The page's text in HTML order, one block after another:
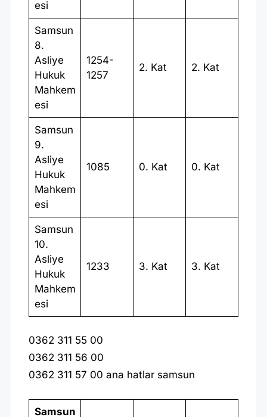
esi
Samsun
8.
Asliye
Hukuk
Mahkem
esi
1254-
1257
2. Kat 2. Kat
Samsun
9.
Asliye
Hukuk
Mahkem
esi
1085 0. Kat 0. Kat
Samsun
10.
Asliye
Hukuk
Mahkem
esi
1233 3. Kat 3. Kat
0362 311 55 00
0362 311 56 00
0362 311 57 00 ana hatlar samsun
Samsun